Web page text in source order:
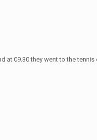
at 09.30 they went to the